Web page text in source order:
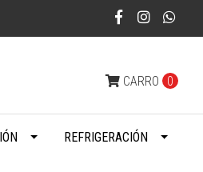
CARRO 0
REFRIGERACIÓN